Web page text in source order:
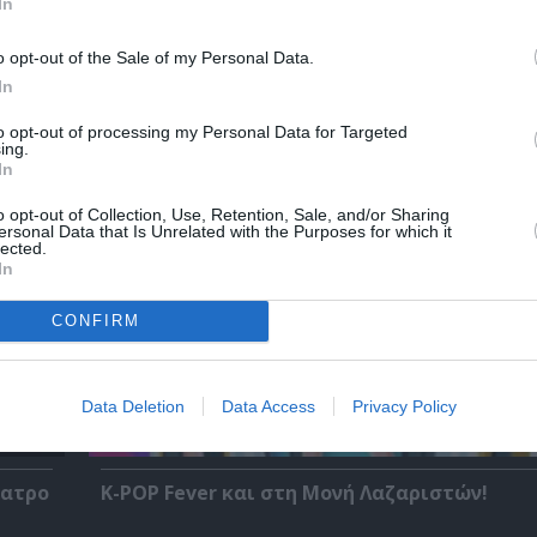
opt-out of the Sale of my Personal Data.
opt-out of processing my Personal Data for Targeted
opt-out of Collection, Use, Retention, Sale, and/or Sharing
Data that Is Unrelated with the Purposes for which it
CONFIRM
Data Deletion Data Access Privacy Policy
K-POP Fever και στη Μονή Λαζαριστών!